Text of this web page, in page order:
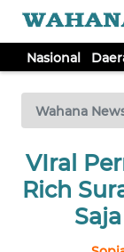
Nasional
Wahana
VIral
Rich
TV
Tutup
NASIONAL
DAERAH